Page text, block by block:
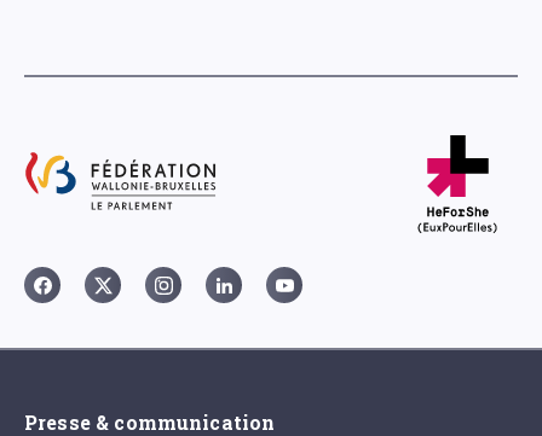
Presse & communication